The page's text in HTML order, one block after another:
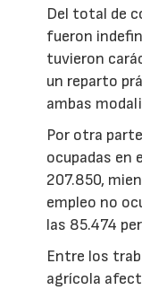
Del total de
fueron
tuvieron
un reparto
ambas
Por otra
ocupadas en
207.850,
empleo no
las 85.474
Entre los
agrícola